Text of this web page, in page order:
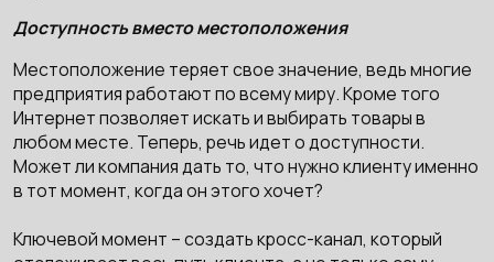
Доступность вместо местоположения
Местоположение теряет свое значение, ведь многие
предприятия работают по всему миру. Кроме того
Интернет позволяет искать и выбирать товары в
любом месте. Теперь, речь идет о доступности.
Может ли компания дать то, что нужно клиенту именно
в тот момент, когда он этого хочет?
Ключевой момент – создать кросс-канал, который